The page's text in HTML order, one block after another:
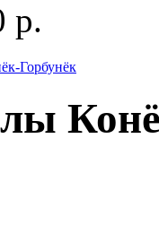
р.
Горбунёк